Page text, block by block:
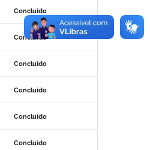
Concluído
Concluído
Concluído
Concluído
Concluído
Concluído